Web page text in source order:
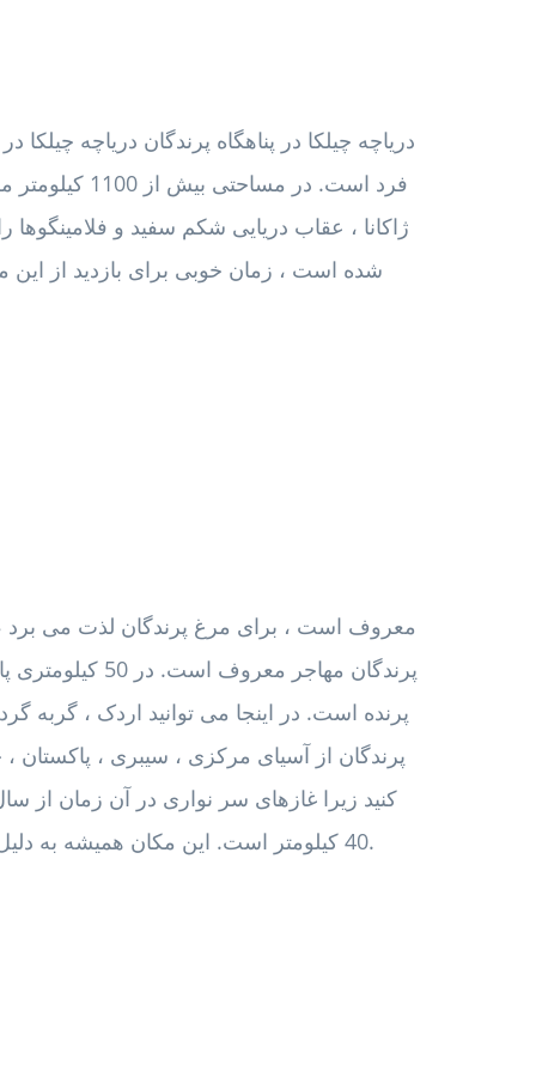
دریاچه چیلکا در پناهگاه پرندگان دریاچه
فرد است. در
شده است ، زمان خوبی برای بازدید از
پرنده است. در اینجا می توانید اردک ، گربه
پرندگان از آسیای مرکزی ، سیبری ، پاکستان
کنید زیرا غازهای سر نواری در آن زمان از
40 کیلومتر است. این مکان همیشه به دلیل لذت بردن از فعالیت های ورزشی آبی شناخته می شود.